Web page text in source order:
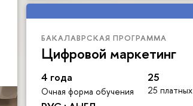
БАКАЛАВРСКАЯ ПРОГРАММА
Цифровой маркетинг
4 года
Очная форма обучения
25
25